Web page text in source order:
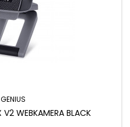
GENIUS
WEBKAMERA BLACK